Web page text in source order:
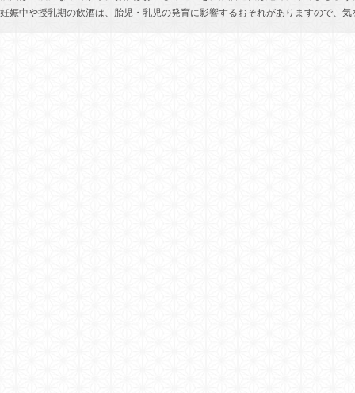
妊娠中や授乳期の飲酒は、胎児・乳児の発育に影響するおそれがありますので、